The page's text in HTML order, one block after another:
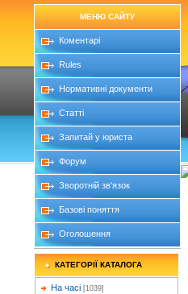
МЕНЮ САЙТУ
Коментарі
Rules
Нормативні документи
Статті
Запитай у юриста
Форум
Зворотній зв'язок
Базові поняття
Оголошення
КАТЕГОРІЇ КАТАЛОГА
На часі [1039]